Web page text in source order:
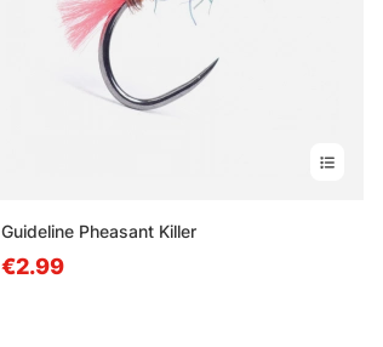
Guideline Pheasant Killer
€2.99